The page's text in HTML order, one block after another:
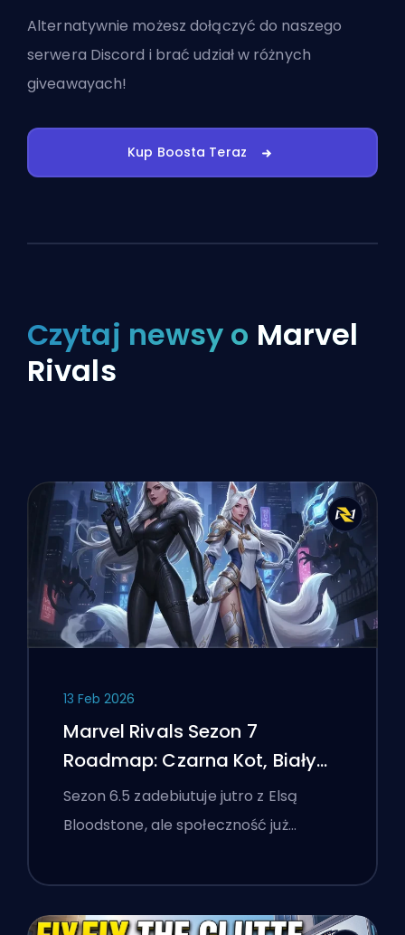
Alternatywnie możeszdołączyć do naszego
serwera Discord i brać udział w różnych
giveawayach!
Kup Boosta Teraz
Czytaj newsy o Marvel
Rivals
13 Feb 2026
Marvel Rivals Sezon 7
Roadmap: Czarna Kot, Biały
Lis i Wydarzenie Monsters
Take Manhattan
Sezon 6.5 zadebiutuje jutro z Elsą
Bloodstone, ale społeczność już…